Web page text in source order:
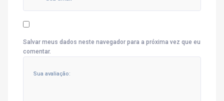
Salvar meus dados neste navegador para a próxima vez que eu
comentar.